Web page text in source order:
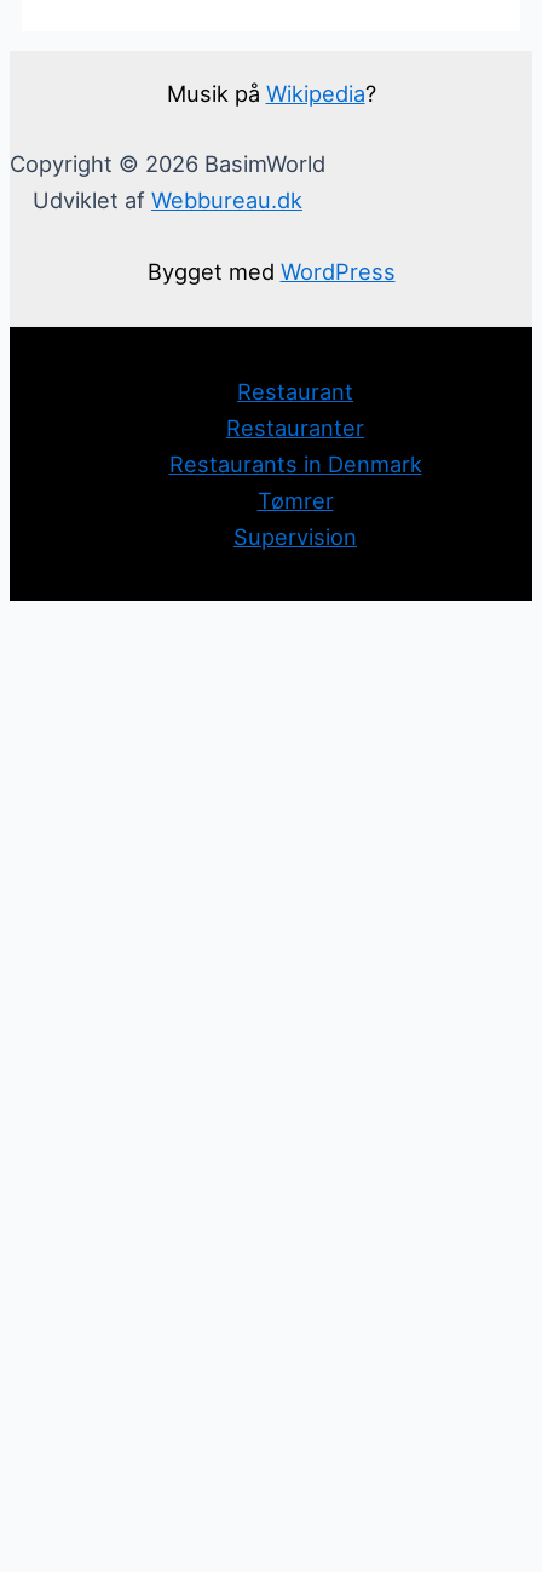
Musik på Wikipedia?
Copyright © 2026 BasimWorld
Udviklet af Webbureau.dk
Bygget med WordPress
Restaurant
Restauranter
Restaurants in Denmark
Tømrer
Supervision